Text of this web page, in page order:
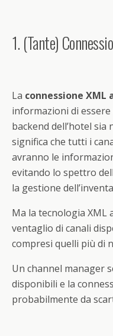
1. (Tante)
La connessione XML
informazioni di
backend dell’hotel sia
significa che tutti i
avranno le
evitando lo spettro
la gestione
Ma la tecnologia XML
ventaglio di canali
compresi quelli più di
Un channel manager
disponibili e la
probabilmente da